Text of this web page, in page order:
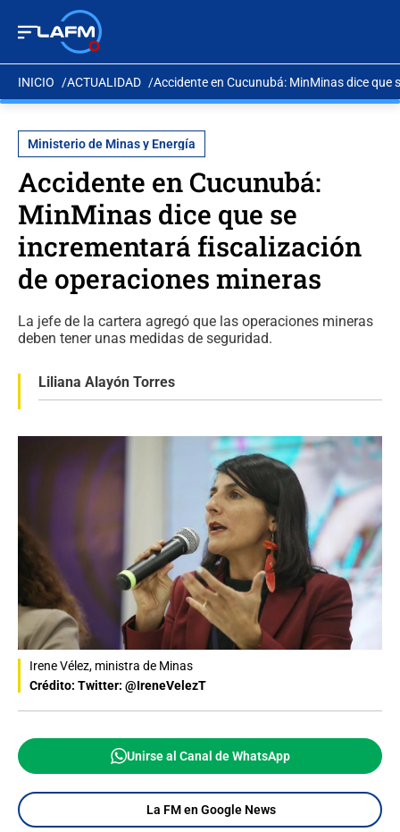
INICIO ACTUALIDAD Accidente en Cucunubá: MinMinas dice
Ministerio de Minas y Energía
Accidente en Cucunubá:
MinMinas dice que se
incrementará fiscalización
de operaciones mineras
La jefe de la cartera agregó que las operaciones mineras
deben tener unas medidas de seguridad.
Liliana Alayón Torres
Irene Vélez, ministra de Minas
Crédito: Twitter: @IreneVelezT
Unirse al Canal de WhatsApp
La FM en Google News